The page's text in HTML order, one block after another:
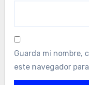
Guarda mi nombre,
este navegador